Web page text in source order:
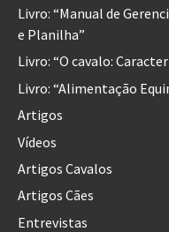
Livro: “Manual de
e Planilha”
Livro: “O cavalo:
Livro: “Alimentação
Artigos
Vídeos
Artigos Cavalos
Artigos Cães
Entrevistas